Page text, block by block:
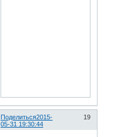
Поделиться 19
2015-
05-31 19:30:44